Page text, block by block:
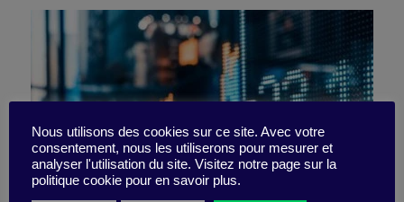
Nous utilisons des cookies sur ce site. Avec votre
consentement, nous les utiliserons pour mesurer et
analyser l'utilisation du site. Visitez notre page sur la
politique cookie pour en savoir plus.